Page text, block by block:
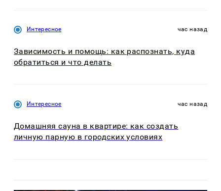
Интересное час назад
Зависимость и помощь: как распознать, куда
обратиться и что делать
Интересное час назад
Домашняя сауна в квартире: как создать
личную парную в городских условиях